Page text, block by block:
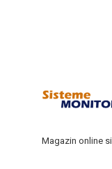
Magazin online